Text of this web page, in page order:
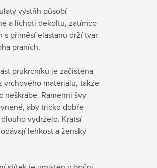
výstřih působí
a lichotí dekoltu, zatímco
s příměsí elastanu drží tvar
praních.
průkrčníku je začištěna
vrchového materiálu, takže
neškrábe. Ramenní švy
aby tričko dobře
vydrželo. Kratší
lehkost a ženský